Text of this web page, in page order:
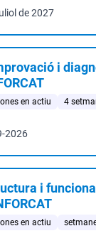
de 2027
i
en actiu 4
2026
i
en actiu